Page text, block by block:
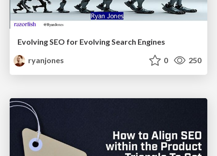
Evolving SEO for Evolving Search Engines
ryanjones
0 250